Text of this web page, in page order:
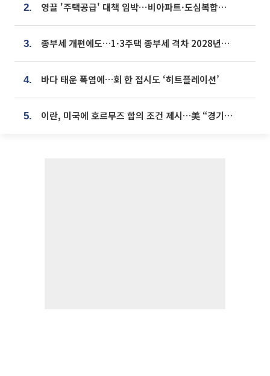
2. 영끌 '주택공급' 대책 임박⋯비아파트·도심복합까지 총동원
3. 종부세 개편에도…1·3주택 종부세 격차 2028년부터 확대
4. 바다 태운 폭염에…회 한 접시도 ‘히트플레이션’
5. 이란, 미국에 호르무즈 합의 조건 제시…美 “경기 아직 안 끝나” [종합]